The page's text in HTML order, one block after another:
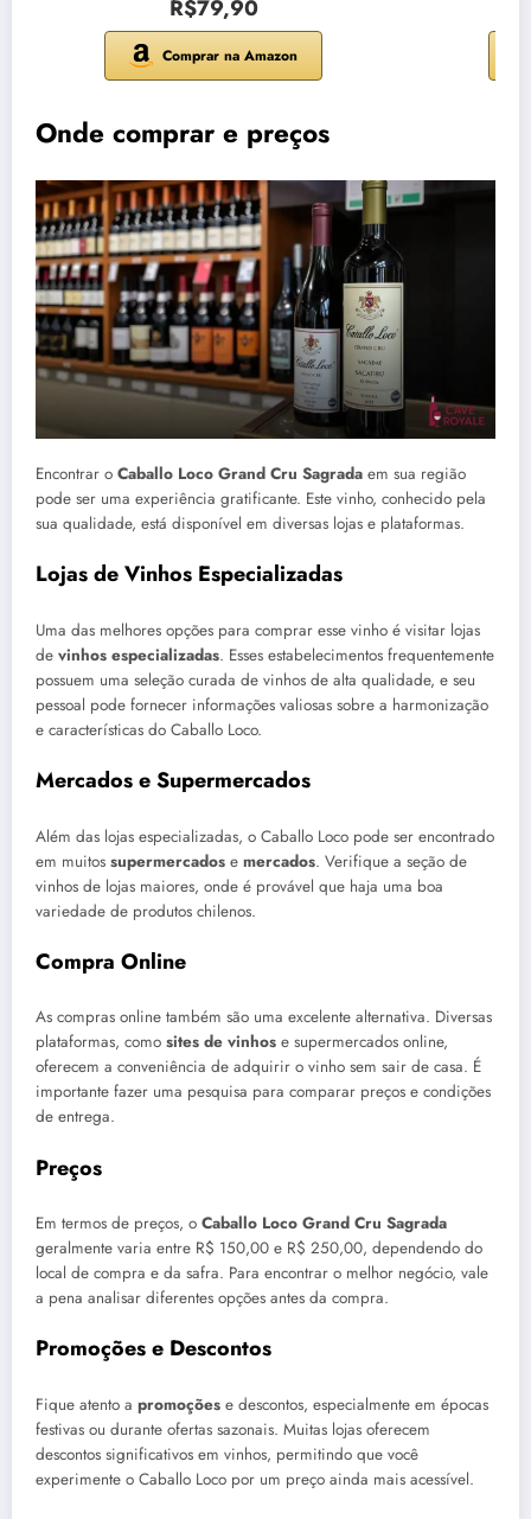
R$79,90
Comprar na Amazon
Onde comprar e preços
Encontrar o Caballo Loco Grand Cru Sagrada em sua região
pode ser uma experiência gratificante. Este vinho, conhecido pela
sua qualidade, está disponível em diversas lojas e plataformas.
Lojas de Vinhos Especializadas
Uma das melhores opções para comprar esse vinho é visitar lojas
de vinhos especializadas. Esses estabelecimentos frequentemente
possuem uma seleção curada de vinhos de alta qualidade, e seu
pessoal pode fornecer informações valiosas sobre a harmonização
e características do Caballo Loco.
Mercados e Supermercados
Além das lojas especializadas, o Caballo Loco pode ser encontrado
em muitos supermercados e mercados. Verifique a seção de
vinhos de lojas maiores, onde é provável que haja uma boa
variedade de produtos chilenos.
Compra Online
As compras online também são uma excelente alternativa. Diversas
plataformas, como sites de vinhos e supermercados online,
oferecem a conveniência de adquirir o vinho sem sair de casa. É
importante fazer uma pesquisa para comparar preços e condições
de entrega.
Preços
Em termos de preços, o Caballo Loco Grand Cru Sagrada
geralmente varia entre R$ 150,00 e R$ 250,00, dependendo do
local de compra e da safra. Para encontrar o melhor negócio, vale
a pena analisar diferentes opções antes da compra.
Promoções e Descontos
Fique atento a promoções e descontos, especialmente em épocas
festivas ou durante ofertas sazonais. Muitas lojas oferecem
descontos significativos em vinhos, permitindo que você
experimente o Caballo Loco por um preço ainda mais acessível.